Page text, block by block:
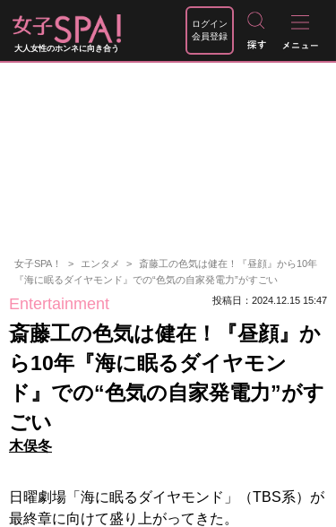
大人女性のホンネに向き合う
ログイン
会員登録
女子SPA！ エンタメ
斎藤工の色気は健在！『昼顔』から10年
『海に眠るダイヤモンド』での“色気の自家発電力”がすごい
Entertainment 投稿日：2024.12.15 15:47
斎藤工の色気は健在！『昼顔』か
ら10年『海に眠るダイヤモン
ド』での“色気の自家発電力”がす
ごい
木俣冬
日曜劇場「海に眠るダイヤモンド」（TBS系）が
最終章に向けて盛り上がってきた。